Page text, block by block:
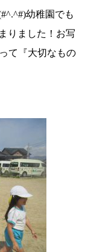
幼稚園でも
りました！お写
て『大切なもの